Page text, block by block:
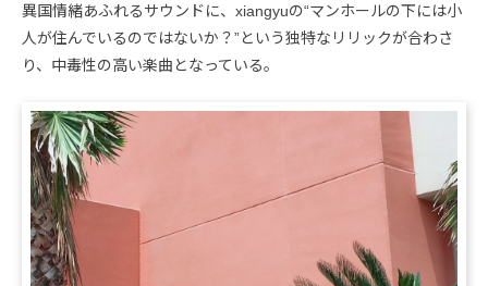
異国情緒あふれるサウンドに、xiangyuの“マンホールの下には小
人が住んでいるのではないか？”という独特なリリックが合わさ
り、中毒性の高い楽曲となっている。